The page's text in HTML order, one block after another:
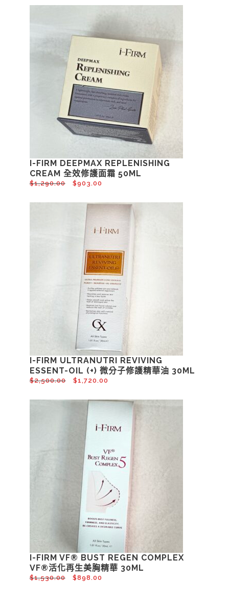
I-FIRM DEEPMAX REPLENISHING
CREAM 全效修護面霜 50ML
$1,290.00 $903.00
I-FIRM ULTRANUTRI REVIVING
ESSENT-OIL (+) 微分子修護精華油 30ML
$2,500.00 $1,720.00
I-FIRM VF® BUST REGEN COMPLEX
VF®活化再生美胸精華 30ML
$1,530.00 $898.00